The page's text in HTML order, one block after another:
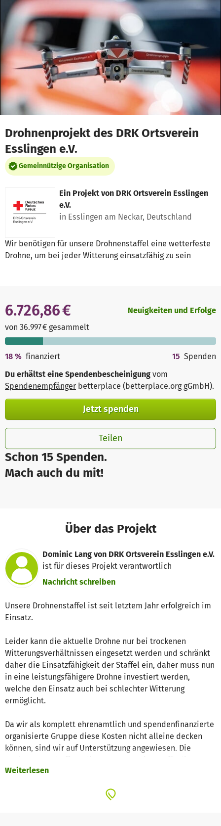
Zum Hauptinhalt springen
Erklärung zur Barrierefreiheit anzeigen
Drohnenprojekt des DRK Ortsverein
Esslingen e.V.
Gemeinnützige Organisation
Ein Projekt von DRK Ortsverein Esslingen
e.V.
in Esslingen am Neckar, Deutschland
Wir benötigen für unsere Drohnenstaffel eine wetterfeste
Drohne, um bei jeder Witterung einsatzfähig zu sein
Schon 15 Spenden.
Mach auch du mit!
6.726,86 €
von 36.997 € gesammelt
Neuigkeiten und Erfolge
18 % finanziert 15 Spenden
Du erhältst eine Spendenbescheinigung vom
Spendenempfänger betterplace (betterplace.org gGmbH).
Jetzt spenden
Teilen
Über das Projekt
Dominic Lang von DRK Ortsverein Esslingen e.V.
ist für dieses Projekt verantwortlich
Nachricht schreiben
Unsere Drohnenstaffel ist seit letztem Jahr erfolgreich im
Einsatz.
Leider kann die aktuelle Drohne nur bei trockenen
Witterungsverhältnissen eingesetzt werden und schränkt
daher die Einsatzfähigkeit der Staffel ein, daher muss nun
in eine leistungsfähigere Drohne investiert werden,
welche den Einsatz auch bei schlechter Witterung
ermöglicht.
Da wir als komplett ehrenamtlich und spendenfinanzierte
organisierte Gruppe diese Kosten nicht alleine decken
können, sind wir auf Unterstützung angewiesen. Die
Esslinger Bevölkerung im Rahmen des
Weiterlesen